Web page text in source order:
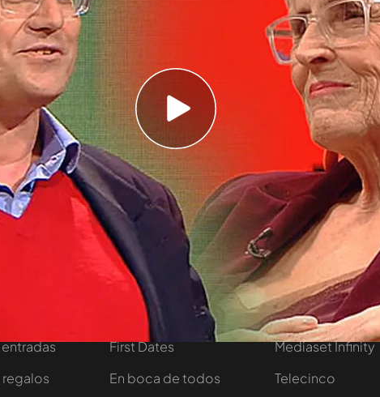
a capa y espada y por todos los
fielmente: 'La enzima prodigiosa', de
de ‘Chester in love’, Risto Mejide ha
para debatir con la presentadora.
el libro que tanto le gusta a Milá. La
le ha respondido: “Léete el libro y adelgaza”.
Programas
First Dates
En boca de todos
Más de Mediaset
Mediaset Infinity
Telecinco